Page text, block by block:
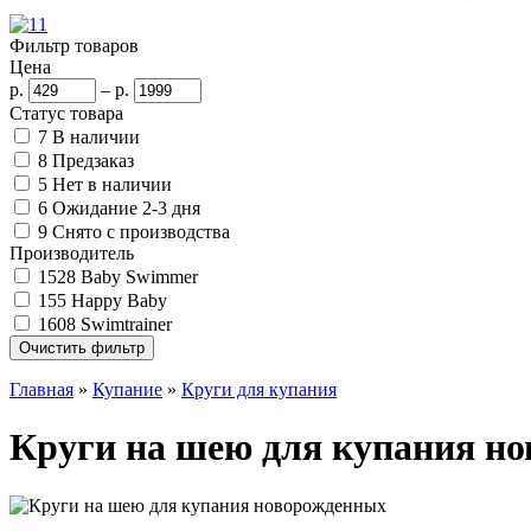
Фильтр товаров
Цена
р.
– р.
Статус товара
7 В наличии
8 Предзаказ
5 Нет в наличии
6 Ожидание 2-3 дня
9 Снято с производства
Производитель
1528 Baby Swimmer
155 Happy Baby
1608 Swimtrainer
Главная » Купание » Круги для купания
Круги на шею для купания